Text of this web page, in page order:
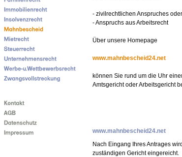
- zivilrechtlichen Anspruches
- Anspruchs aus Arbeitsrecht
Über unsere Homepage
www.mahnbescheid24.net
können Sie rund um die Uhr
Amtsgericht oder Arbeitsgericht
www.mahnbescheid24.net
Nach Eingang Ihres Antrages
zuständigen Gericht eingereicht.